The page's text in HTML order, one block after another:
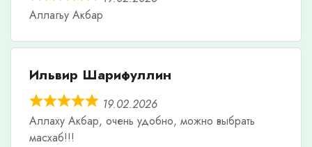
Аллагьу Акбар
Ильвир Шарифуллин
19.02.2026
Аллаху Акбар, очень удобно, можно выбрать
масхаб!!!